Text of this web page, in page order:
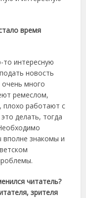
время
то интересную
новость
много
ремеслом,
плохо работают с
делать, тогда
вполне знакомы и
читатель?
зрителя